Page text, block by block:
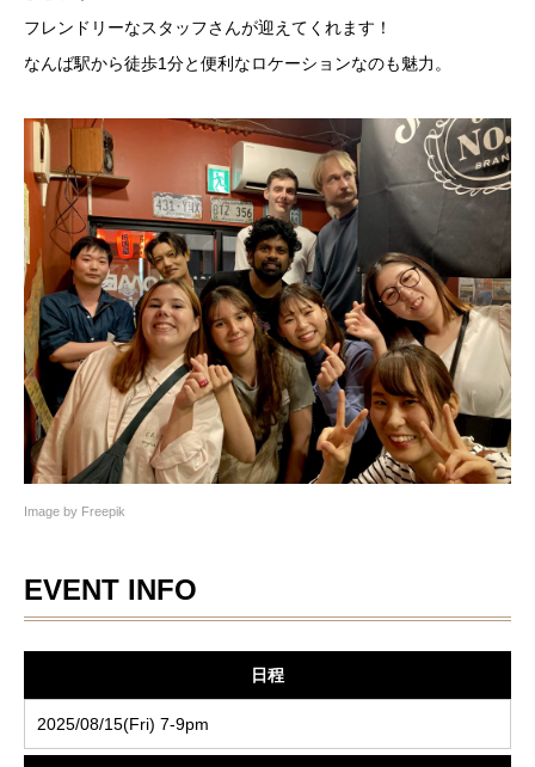
フレンドリーなスタッフさんが迎えてくれます！
なんば駅から徒歩1分と便利なロケーションなのも魅力。
Image by Freepik
EVENT INFO
日程
2025/08/15(Fri) 7-9pm